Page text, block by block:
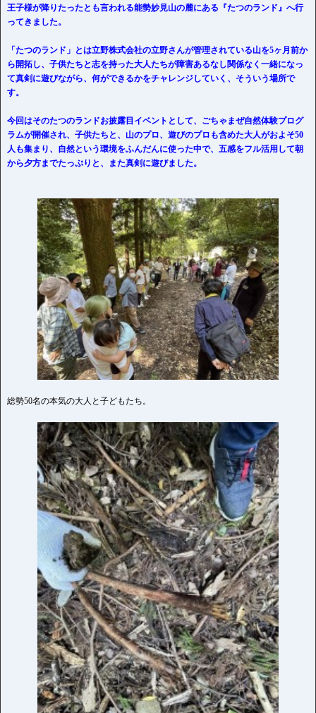
王子様が降りたったとも言われる能勢妙見山の麓にある『たつのランド』へ行
ってきました。
「たつのランド」とは立野株式会社の立野さんが管理されている山を5ヶ月前か
ら開拓し、子供たちと志を持った大人たちが障害あるなし関係なく一緒になっ
て真剣に遊びながら、何ができるかをチャレンジしていく、そういう場所で
す。
今回はそのたつのランドお披露目イベントとして、ごちゃまぜ自然体験プログ
ラムが開催され、子供たちと、山のプロ、遊びのプロも含めた大人がおよそ50
人も集まり、自然という環境をふんだんに使った中で、五感をフル活用して朝
から夕方までたっぷりと、また真剣に遊びました。
総勢50名の本気の大人と子どもたち。